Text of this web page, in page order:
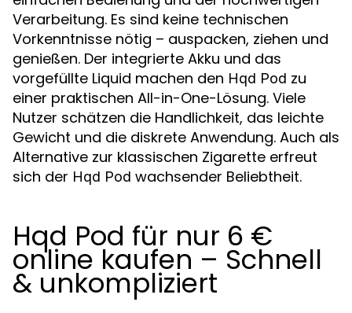
Verarbeitung. Es sind keine technischen
Vorkenntnisse nötig – auspacken, ziehen und
genießen. Der integrierte Akku und das
vorgefüllte Liquid machen den Hqd Pod zu
einer praktischen All-in-One-Lösung. Viele
Nutzer schätzen die Handlichkeit, das leichte
Gewicht und die diskrete Anwendung. Auch als
Alternative zur klassischen Zigarette erfreut
sich der Hqd Pod wachsender Beliebtheit.
Hqd Pod für nur 6 €
online kaufen – Schnell
& unkompliziert